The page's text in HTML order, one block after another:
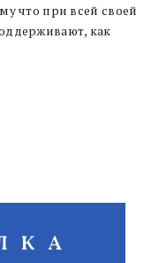
что при всей своей
как